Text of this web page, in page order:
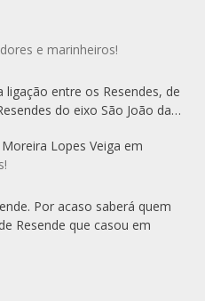
e marinheiros!
entre os Resendes, de
do eixo São João da…
Lopes Veiga em
Por acaso saberá quem
Resende que casou em